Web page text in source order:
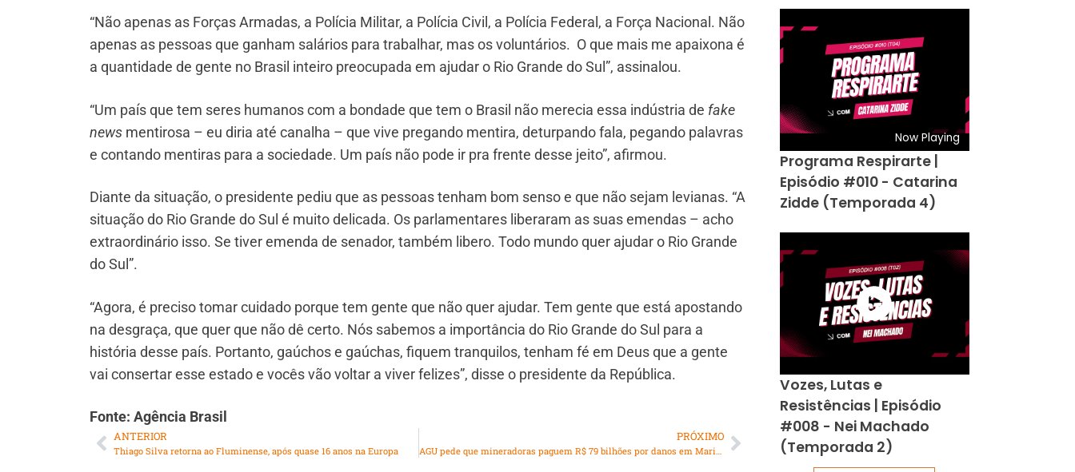
“Não apenas as Forças Armadas, a Polícia Militar, a Polícia Civil, a Polícia Federal, a Força Nacional. Não
apenas as pessoas que ganham salários para trabalhar, mas os voluntários. O que mais me apaixona é
a quantidade de gente no Brasil inteiro preocupada em ajudar o Rio Grande do Sul”, assinalou.
“Um país que tem seres humanos com a bondade que tem o Brasil não merecia essa indústria de fake
news mentirosa – eu diria até canalha – que vive pregando mentira, deturpando fala, pegando palavras
e contando mentiras para a sociedade. Um país não pode ir pra frente desse jeito”, afirmou.
Diante da situação, o presidente pediu que as pessoas tenham bom senso e que não sejam levianas. “A
situação do Rio Grande do Sul é muito delicada. Os parlamentares liberaram as suas emendas – acho
extraordinário isso. Se tiver emenda de senador, também libero. Todo mundo quer ajudar o Rio Grande
do Sul”.
“Agora, é preciso tomar cuidado porque tem gente que não quer ajudar. Tem gente que está apostando
na desgraça, que quer que não dê certo. Nós sabemos a importância do Rio Grande do Sul para a
história desse país. Portanto, gaúchos e gaúchas, fiquem tranquilos, tenham fé em Deus que a gente
vai consertar esse estado e vocês vão voltar a viver felizes”, disse o presidente da República.
Fonte: Agência Brasil
ANTERIOR
Thiago Silva retorna ao Fluminense, após quase 16 anos na Europa
PRÓXIMO
AGU pede que mineradoras paguem R$ 79 bilhões por danos em Mariana
Now Playing
Programa Respirarte |
Episódio #010 - Catarina
Zidde (Temporada 4)
Vozes, Lutas e
Resistências | Episódio
#008 - Nei Machado
(Temporada 2)